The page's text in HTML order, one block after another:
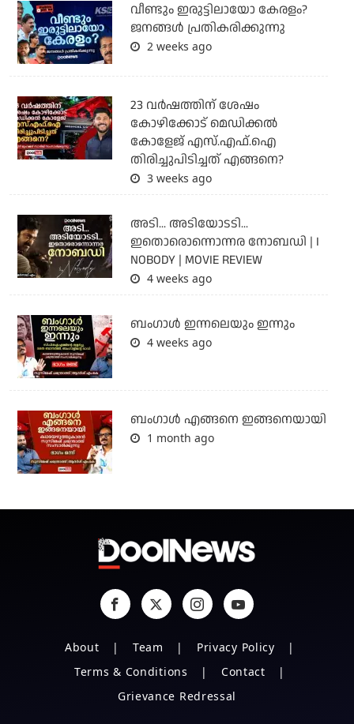
വീണ്ടും ഇരുട്ടിലായോ കേരളം?
ജനങ്ങൾ പ്രതികരിക്കുന്നു
2 weeks ago
23 വർഷത്തിന് ശേഷം
കോഴിക്കോട് മെഡിക്കൽ
കോളേജ് എസ്.എഫ്.ഐ
തിരിച്ചുപിടിച്ചത് എങ്ങനെ?
3 weeks ago
അടി... അടിയോടടി...
ഇതൊരൊന്നൊന്നര നോബഡി | I
NOBODY | MOVIE REVIEW
4 weeks ago
ബംഗാള്‍ ഇന്നലെയും ഇന്നും
4 weeks ago
ബം​ഗാൾ എങ്ങനെ ഇങ്ങനെയായി
1 month ago
About Team
Privacy Policy
Terms & Conditions
Contact
Grievance Redressal